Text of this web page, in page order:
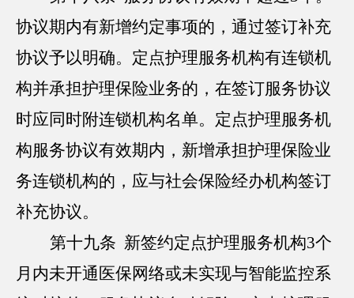
协议期内有新增约定事项的，通过签订补充
协议予以明确。定点护理服务机构有连锁机
构并承担护理保险业务的，在签订服务协议
时应同时附连锁机构名单。定点护理服务机
构服务协议有效期内，新增承担护理保险业
务连锁机构的，应与社会保险经办机构签订
补充协议。
第十九条 新签约定点护理服务机构3个
月内未开通医保网络或未实现与智能监控系